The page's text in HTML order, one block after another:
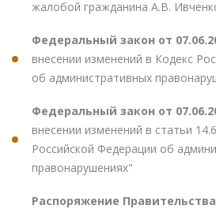
жалобой гражданина А.В.
Федеральный закон от
внесении изменений в Кодекс
об административных
Федеральный закон от
внесении изменений в статьи
Российской Федерации об
правонарушениях"
Распоряжение Правительства